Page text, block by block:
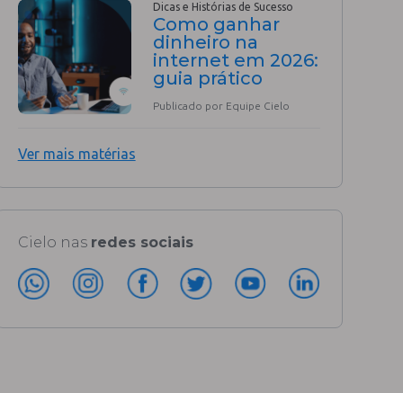
Dicas e Histórias de Sucesso
Como ganhar
dinheiro na
internet em 2026:
guia prático
Publicado por Equipe Cielo
Ver mais matérias
Cielo nas redes sociais